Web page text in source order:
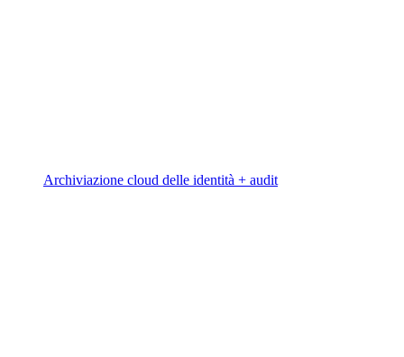
Archiviazione cloud delle identità + audit